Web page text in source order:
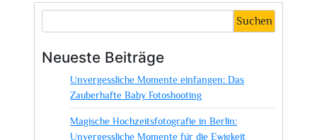
Suchen
Neueste Beiträge
Unvergessliche Momente einfangen: Das
Zauberhafte Baby Fotoshooting
Magische Hochzeitsfotografie in Berlin:
Unvergessliche Momente für die Ewigkeit